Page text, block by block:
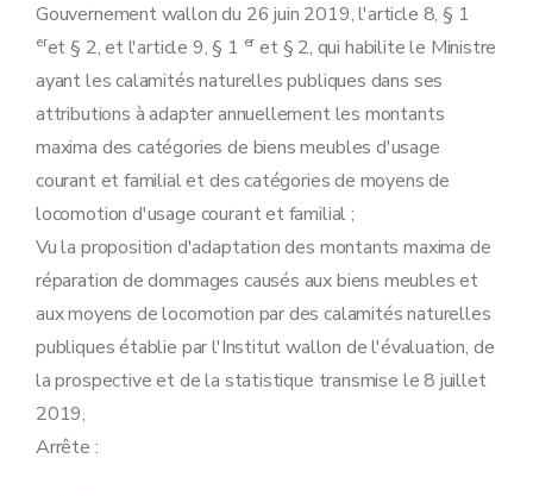
Gouvernement wallon du 26 juin 2019, l'article 8, § 1
eret § 2, et l'article 9, § 1 er et § 2, qui habilite le Ministre
ayant les calamités naturelles publiques dans ses
attributions à adapter annuellement les montants
maxima des catégories de biens meubles d'usage
courant et familial et des catégories de moyens de
locomotion d'usage courant et familial ;
Vu la proposition d'adaptation des montants maxima de
réparation de dommages causés aux biens meubles et
aux moyens de locomotion par des calamités naturelles
publiques établie par l'Institut wallon de l'évaluation, de
la prospective et de la statistique transmise le 8 juillet
2019,
Arrête :